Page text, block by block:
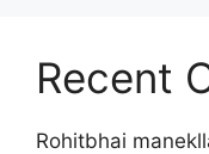
Recent
Rohitbhai